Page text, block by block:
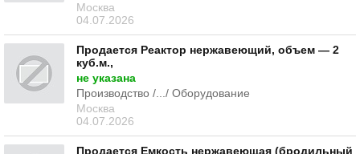
Москва
04.07.2026
Продается Реактор нержавеющий, объем — 2
куб.м.,
не указана
Производство /.../ Оборудование
Москва
04.07.2026
Продается Емкость нержавеющая (бродильный